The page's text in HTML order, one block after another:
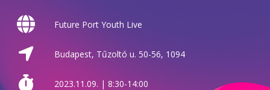
Future Port Youth Live
Budapest, Tűzoltó u. 50-56, 1094
2023.11.09. | 8:30-14:00